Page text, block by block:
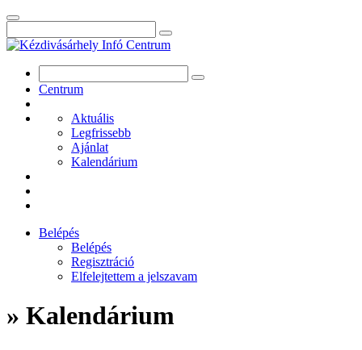
Centrum
Aktuális
Legfrissebb
Ajánlat
Kalendárium
Belépés
Belépés
Regisztráció
Elfelejtettem a jelszavam
» Kalendárium